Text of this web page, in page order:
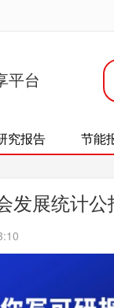
平台
究报告 节能
发展统计